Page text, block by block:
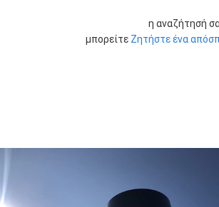
η αναζήτησή
μπορείτε Ζητήστε ένα